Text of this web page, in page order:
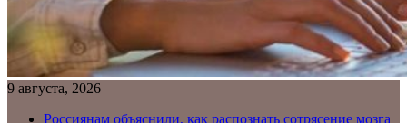
9 августа, 2026
Россиянам объяснили, как распознать сотрясение мозга